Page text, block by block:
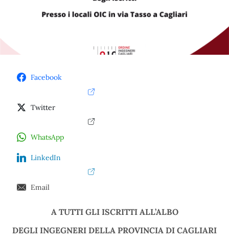
Facebook
Twitter
WhatsApp
LinkedIn
Email
A TUTTI GLI ISCRITTI ALL’ALBO
DEGLI INGEGNERI DELLA PROVINCIA DI CAGLIARI